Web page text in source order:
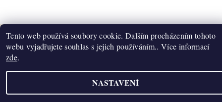
Vytvořil Shoptet
Tento web používá soubory cookie. Dalším procházením tohoto
webu vyjadřujete souhlas s jejich používáním.. Více informací
zde.
NASTAVENÍ